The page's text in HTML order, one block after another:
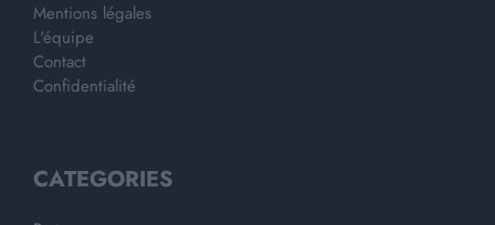
Mentions légales
L'équipe
Contact
Confidentialité
CATEGORIES